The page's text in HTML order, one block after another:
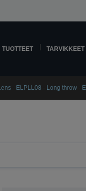
TUOTTEET TARVIKKEET
- ELPLL08 - Long throw -